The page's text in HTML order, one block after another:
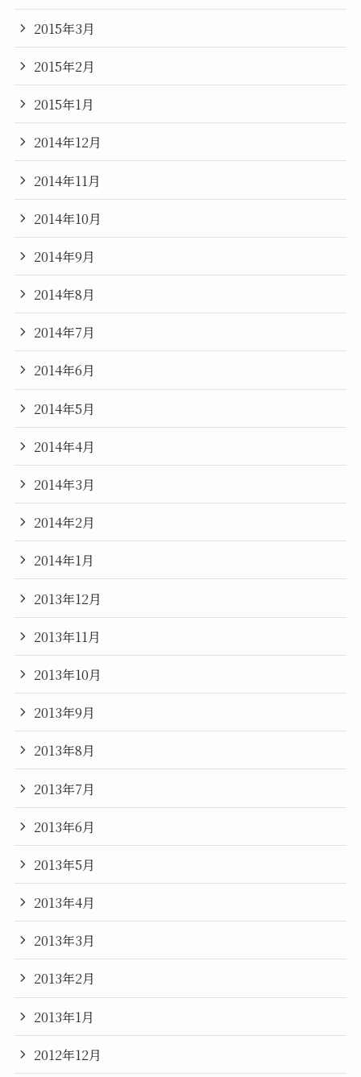
2015年3月
2015年2月
2015年1月
2014年12月
2014年11月
2014年10月
2014年9月
2014年8月
2014年7月
2014年6月
2014年5月
2014年4月
2014年3月
2014年2月
2014年1月
2013年12月
2013年11月
2013年10月
2013年9月
2013年8月
2013年7月
2013年6月
2013年5月
2013年4月
2013年3月
2013年2月
2013年1月
2012年12月